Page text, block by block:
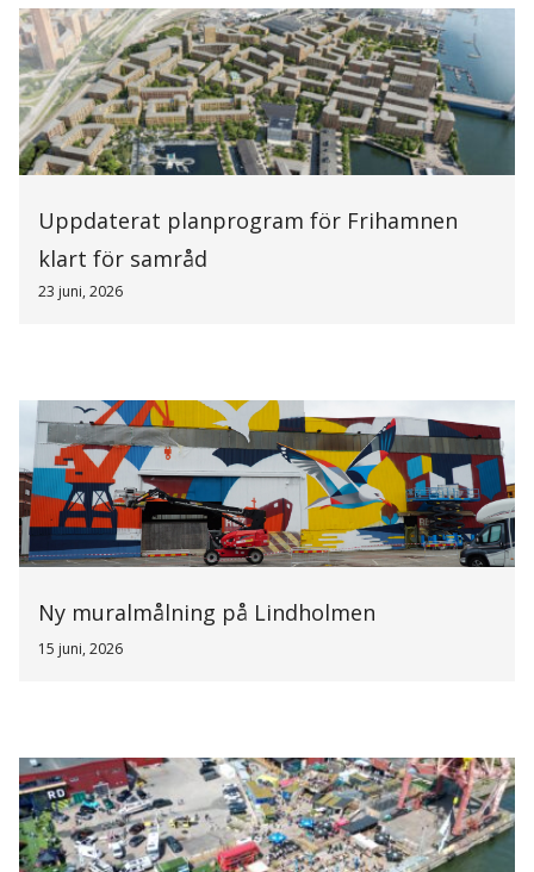
Uppdaterat planprogram för Frihamnen
klart för samråd
23 juni, 2026
Ny muralmålning på Lindholmen
15 juni, 2026